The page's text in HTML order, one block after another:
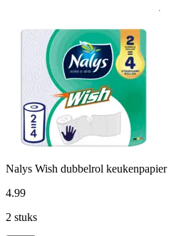
Nalys Wish dubbelrol keukenpapier
4.99
2 stuks